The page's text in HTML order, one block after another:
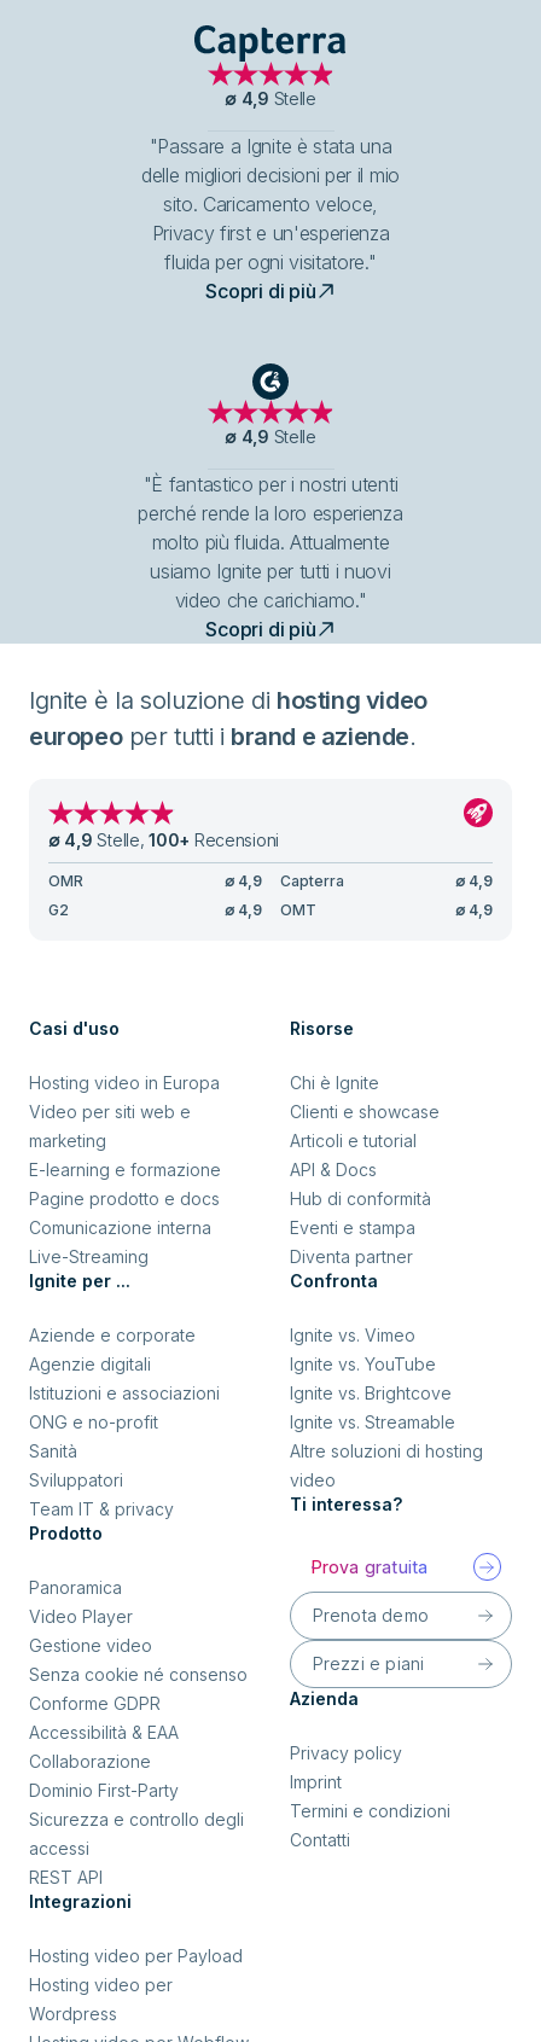
Capterra
∅ 4,9 Stelle
"Passare a Ignite è stata una
delle migliori decisioni per il mio
sito. Caricamento veloce,
Privacy first e un'esperienza
fluida per ogni visitatore."
Scopri di più
G2
∅ 4,9 Stelle
"È fantastico per i nostri utenti
perché rende la loro esperienza
molto più fluida. Attualmente
usiamo Ignite per tutti i nuovi
video che carichiamo."
Scopri di più
Ignite è la soluzione di hosting video
europeoper tutti i brand e aziende.
∅ 4,9 Stelle,100+ Recensioni
OMR ∅ 4,9 Capterra ∅ 4,9
G2
∅ 4,9 OMT ∅ 4,9
Casi d'uso
Hosting video in Europa
Video per siti web e
marketing
E-learning e formazione
Pagine prodotto e docs
Comunicazione interna
Live-Streaming
Ignite per ...
Aziende e corporate
Agenzie digitali
Istituzioni e associazioni
ONG e no-profit
Sanità
Sviluppatori
Team IT & privacy
Prodotto
Panoramica
Video Player
Gestione video
Senza cookie né consenso
Conforme GDPR
Accessibilità & EAA
Collaborazione
Dominio First-Party
Sicurezza e controllo degli
accessi
REST API
Integrazioni
Hosting video per Payload
Hosting video per
Wordpress
Risorse
Chi è Ignite
Clienti e showcase
Articoli e tutorial
API & Docs
Hub di conformità
Eventi e stampa
Diventa partner
Confronta
Ignite vs. Vimeo
Ignite vs. YouTube
Ignite vs. Brightcove
Ignite vs. Streamable
Altre soluzioni di hosting
video
Ti interessa?
Prova gratuita
Prenota demo
Prezzi e piani
Azienda
Privacy policy
Imprint
Termini e condizioni
Contatti